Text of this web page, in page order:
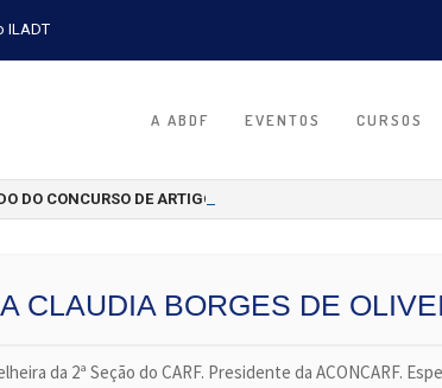
ILADT
A ABDF EVENTOS CURSOS
DO CONCURSO DE ARTIGOS CIENTÍFICOS 2026
CLAUDIA BORGES DE
da 2ª Seção do CARF. Presidente da ACONCARF.